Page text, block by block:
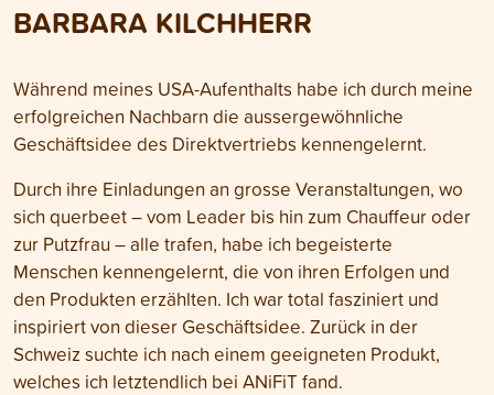
BARBARA KILCHHERR
Während meines USA-Aufenthalts habe ich durch meine
erfolgreichen Nachbarn die aussergewöhnliche
Geschäftsidee des Direktvertriebs kennengelernt.
Durch ihre Einladungen an grosse Veranstaltungen, wo
sich querbeet – vom Leader bis hin zum Chauffeur oder
zur Putzfrau – alle trafen, habe ich begeisterte
Menschen kennengelernt, die von ihren Erfolgen und
den Produkten erzählten. Ich war total fasziniert und
inspiriert von dieser Geschäftsidee. Zurück in der
Schweiz suchte ich nach einem geeigneten Produkt,
welches ich letztendlich bei ANiFiT fand.